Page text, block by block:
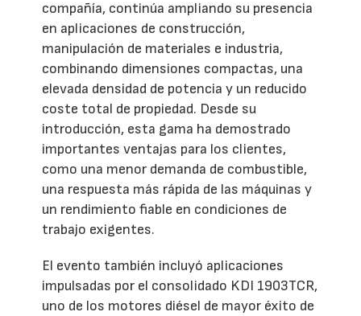
compañía, continúa ampliando su presencia
en aplicaciones de construcción,
manipulación de materiales e industria,
combinando dimensiones compactas, una
elevada densidad de potencia y un reducido
coste total de propiedad. Desde su
introducción, esta gama ha demostrado
importantes ventajas para los clientes,
como una menor demanda de combustible,
una respuesta más rápida de las máquinas y
un rendimiento fiable en condiciones de
trabajo exigentes.
El evento también incluyó aplicaciones
impulsadas por el consolidado KDI 1903TCR,
uno de los motores diésel de mayor éxito de